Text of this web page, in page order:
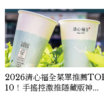
2026清心福全菜單推薦
10！手搖控激推隱藏版神